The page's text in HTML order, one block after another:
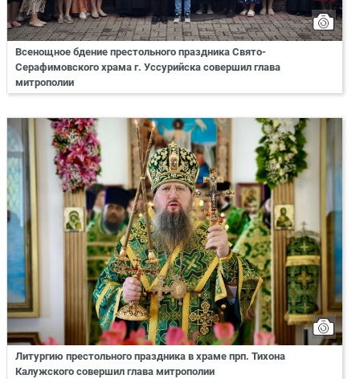
Всенощное бдение престольного праздника Свято-
Серафимовского храма г. Уссурийска совершил глава
митрополии
Литургию престольного праздника в храме прп. Тихона
Калужского совершил глава митрополии